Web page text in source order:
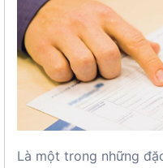
Là một trong những